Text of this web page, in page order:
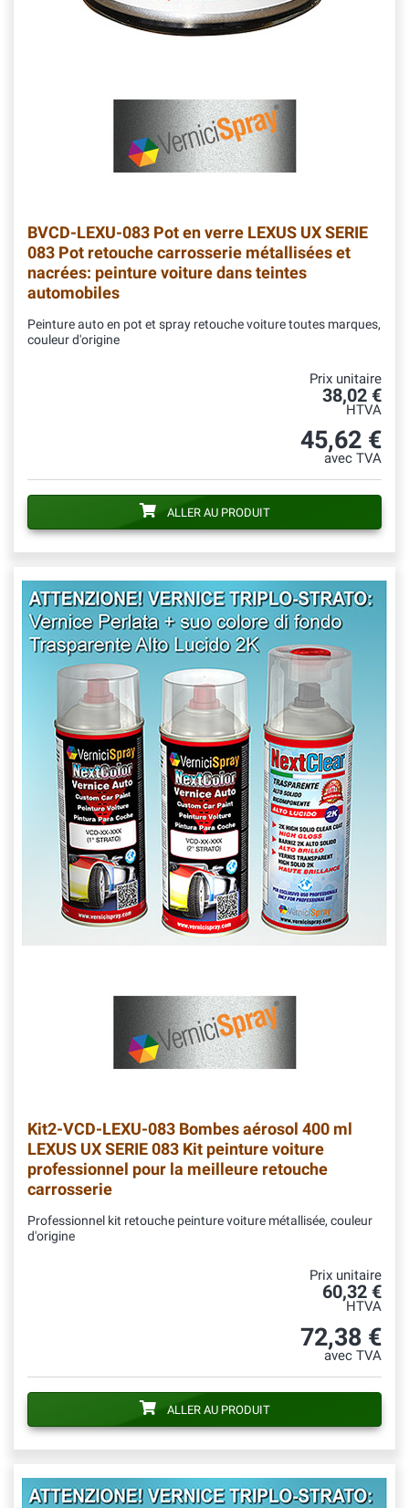
BVCD-LEXU-083 Pot en verre LEXUS UX SERIE
083 Pot retouche carrosserie métallisées et
nacrées: peinture voiture dans teintes
automobiles
Peinture auto en pot et spray retouche voiture toutes marques,
couleur d'origine
Prix unitaire
38,02 €
HTVA
45,62 €
avec TVA
ALLER AU PRODUIT
Kit2-VCD-LEXU-083 Bombes aérosol 400 ml
LEXUS UX SERIE 083 Kit peinture voiture
professionnel pour la meilleure retouche
carrosserie
Professionnel kit retouche peinture voiture métallisée, couleur
d'origine
Prix unitaire
60,32 €
HTVA
72,38 €
avec TVA
ALLER AU PRODUIT